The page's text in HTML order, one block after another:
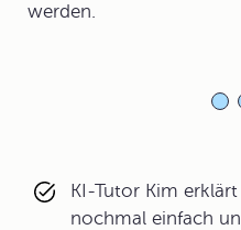
werden.
KI-Tutor Kim
nochmal einfach